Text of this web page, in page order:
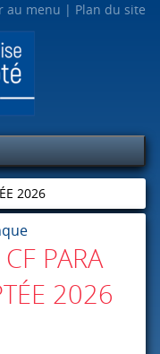
au menu Plan du site
2026
CF PARA
2026